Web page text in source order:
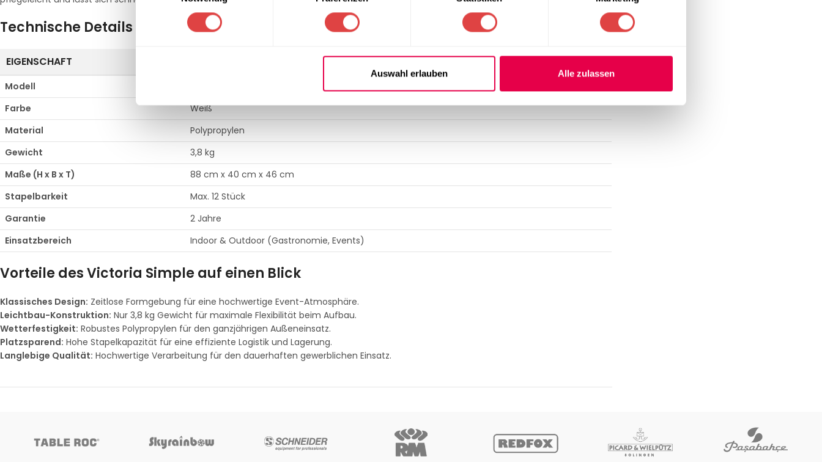
Auswahl erlauben Alle zulassen
Technische Details im Überblick
EIGENSCHAFT
Modell
Farbe
Weiß
Material
Polypropylen
Gewicht
3,8 kg
Maße (H x B x T)
88 cm x 40 cm x 46 cm
Stapelbarkeit
Max. 12 Stück
Garantie
2 Jahre
Einsatzbereich
Indoor & Outdoor (Gastronomie, Events)
Vorteile des Victoria Simple auf einen Blick
Klassisches Design: Zeitlose Formgebung für eine hochwertige Event-Atmosphäre.
Leichtbau-Konstruktion: Nur 3,8 kg Gewicht für maximale Flexibilität beim Aufbau.
Wetterfestigkeit: Robustes Polypropylen für den ganzjährigen Außeneinsatz.
Platzsparend: Hohe Stapelkapazität für eine effiziente Logistik und Lagerung.
Langlebige Qualität: Hochwertige Verarbeitung für den dauerhaften gewerblichen Einsatz.